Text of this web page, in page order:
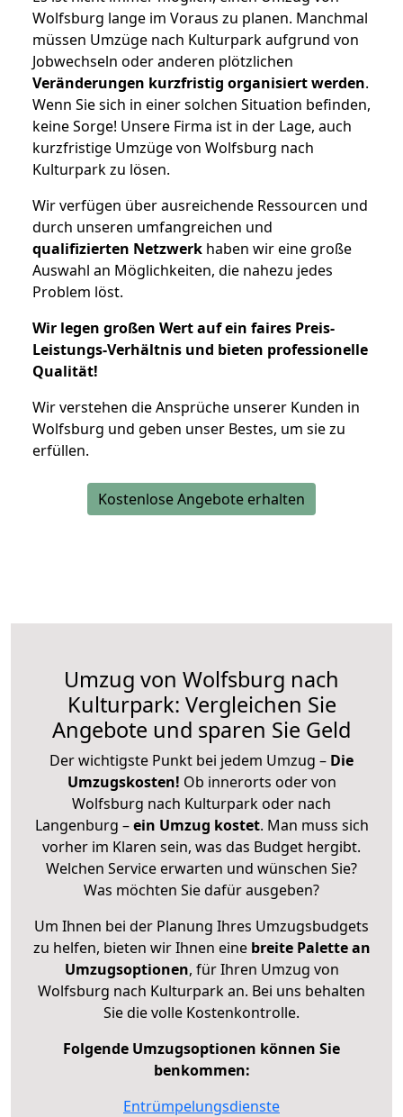
Wolfsburg lange im Voraus zu planen. Manchmal
müssen Umzüge nach Kulturpark aufgrund von
Jobwechseln oder anderen plötzlichen
Veränderungen kurzfristig organisiert werden.
Wenn Sie sich in einer solchen Situation befinden,
keine Sorge! Unsere Firma ist in der Lage, auch
kurzfristige Umzüge von Wolfsburg nach
Kulturpark zu lösen.
Wir verfügen über ausreichende Ressourcen und
durch unseren umfangreichen und
qualifizierten Netzwerk haben wir eine große
Auswahl an Möglichkeiten, die nahezu jedes
Problem löst.
Wir legen großen Wert auf ein faires Preis-
Leistungs-Verhältnis und bieten professionelle
Qualität!
Wir verstehen die Ansprüche unserer Kunden in
Wolfsburg und geben unser Bestes, um sie zu
erfüllen.
Kostenlose Angebote erhalten
Umzug von Wolfsburg nach
Kulturpark: Vergleichen Sie
Angebote und sparen Sie Geld
Der wichtigste Punkt bei jedem Umzug – Die
Umzugskosten! Ob innerorts oder von
Wolfsburg nach Kulturpark oder nach
Langenburg –ein Umzug kostet. Man muss sich
vorher im Klaren sein, was das Budget hergibt.
Welchen Service erwarten und wünschen Sie?
Was möchten Sie dafür ausgeben?
Um Ihnen bei der Planung Ihres Umzugsbudgets
zu helfen, bieten wir Ihnen eine breite Palette an
Umzugsoptionen, für Ihren Umzug von
Wolfsburg nach Kulturpark an. Bei uns behalten
Sie die volle Kostenkontrolle.
Folgende Umzugsoptionen können Sie
benkommen:
Entrümpelungsdienste